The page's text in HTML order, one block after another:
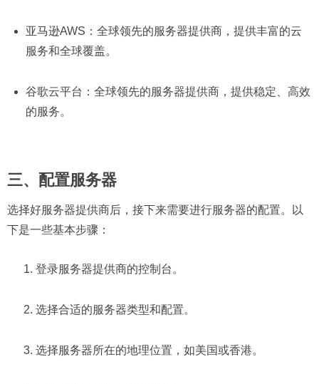
亚马逊AWS：全球领先的服务器提供商，提供丰富的云
服务和全球覆盖。
谷歌云平台：全球领先的服务器提供商，提供稳定、高效
的服务。
三、配置服务器
选择好服务器提供商后，接下来需要进行服务器的配置。以
下是一些基本步骤：
登录服务器提供商的控制台。
选择合适的服务器类型和配置。
选择服务器所在的地理位置，如美国或香港。